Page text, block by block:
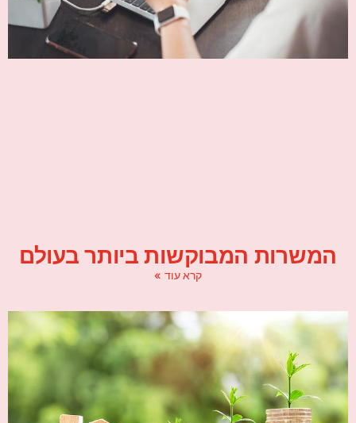
המשרות המבוקשות ביותר בעולם
קרא עוד »